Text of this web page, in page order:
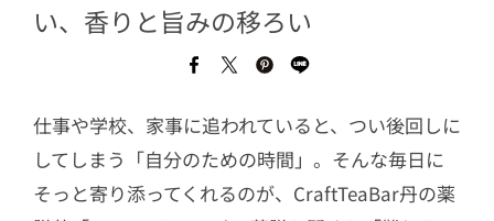
い、香りと旨みの移ろい
仕事や学校、家事に追われていると、つい後回しに
してしまう「自分のための時間」。そんな毎日に
そっと寄り添ってくれるのが、CraftTeaBar丹の薬